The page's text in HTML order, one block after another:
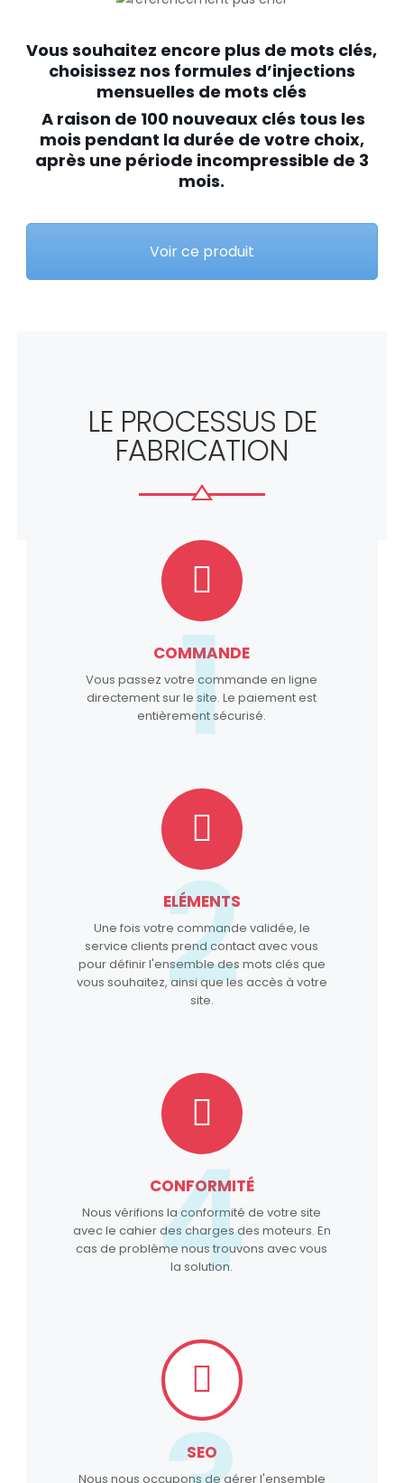
Vous souhaitez encore plus de mots clés,
choisissez nos formules d’injections
mensuelles de mots clés
A raison de 100 nouveaux clés tous les
mois pendant la durée de votre choix,
après une période incompressible de 3
mois.
Voir ce produit
LE PROCESSUS DE
FABRICATION
COMMANDE
Vous passez votre commande en ligne
directement sur le site. Le paiement est
entièrement sécurisé.
1
ELÉMENTS
Une fois votre commande validée, le
service clients prend contact avec vous
pour définir l'ensemble des mots clés que
vous souhaitez, ainsi que les accès à votre
site.
2
CONFORMITÉ
Nous vérifions la conformité de votre site
avec le cahier des charges des moteurs. En
cas de problème nous trouvons avec vous
la solution.
4
SEO
Nous nous occupons de gérer l'ensemble